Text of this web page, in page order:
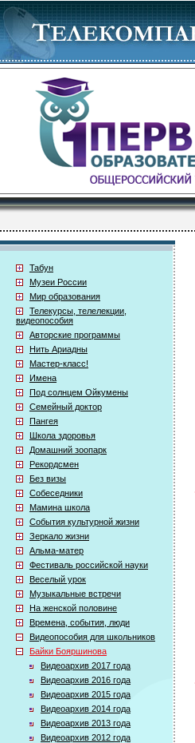
Табун
Музеи России
Мир образования
Телекурсы, телелекции,
видеопособия
Авторские программы
Нить Ариадны
Мастер-класс!
Имена
Под солнцем Ойкумены
Семейный доктор
Пангея
Школа здоровья
Домашний зоопарк
Рекордсмен
Без визы
Собеседники
Мамина школа
События культурной жизни
Зеркало жизни
Альма-матер
Фестиваль российской науки
Веселый урок
Музыкальные встречи
На женской половине
Времена, события, люди
Видеопособия для школьников
Байки Бояршинова
Видеоархив 2017 года
Видеоархив 2016 года
Видеоархив 2015 года
Видеоархив 2014 года
Видеоархив 2013 года
Видеоархив 2012 года